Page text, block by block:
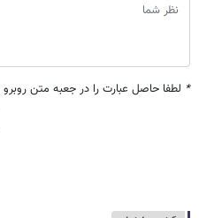
* لطفا حاصل عبارت را در جعبه متن روبرو